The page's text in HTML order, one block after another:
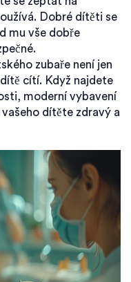
Dobré dítěti se
mu vše dobře
zubaře není jen
cítí. Když najdete
moderní vybavení
dítěte zdravý a